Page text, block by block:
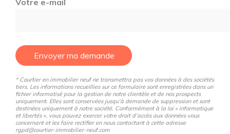
Votre e-mail
Envoyer ma demande
* Courtier en immobilier neuf ne transmettra pas vos données à des sociétés
tiers. Les informations recueillies sur ce formulaire sont enregistrées dans un
fichier informatisé pour la gestion de notre clientèle et de nos prospects
uniquement. Elles sont conservées jusqu’à demande de suppression et sont
destinées uniquement à notre société. Conformément à la loi « informatique
et libertés », vous pouvez exercer votre droit d’accès aux données vous
concernant et les faire rectifier en nous contactant à cette adresse
rgpd@courtier-immobilier-neuf.com